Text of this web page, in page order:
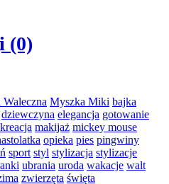
(0)
Myszka Miki bajka
dziewczyna elegancja gotowanie
kreacja makijaż mickey mouse
opieka pies pingwiny
sport styl stylizacja stylizacje
ubrania uroda wakacje walt
zwierzęta święta